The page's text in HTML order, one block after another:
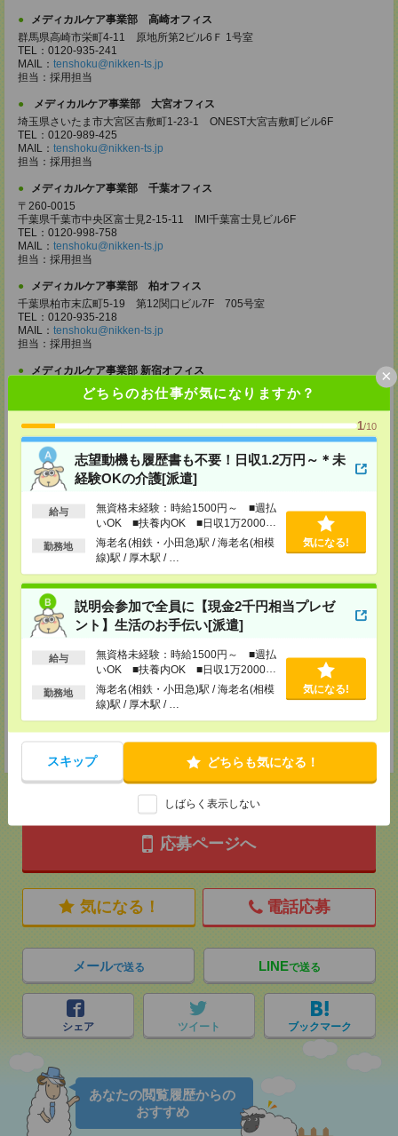
どちらのお仕事が気になりますか？
1/10
志望動機も履歴書も不要！日収1.2万円～＊未
経験OKの介護[派遣]
給与
無資格未経験：時給1500円～ ■週払
いOK ■扶養内OK ■日収1万2000円
以上
勤務地
海老名(相鉄・小田急)駅 / 海老名(相模
線)駅 / 厚木駅 / …
気になる!
説明会参加で全員に【現金2千円相当プレゼ
ント】生活のお手伝い[派遣]
給与
無資格未経験：時給1500円～ ■週払
いOK ■扶養内OK ■日収1万2000円
以上
勤務地
海老名(相鉄・小田急)駅 / 海老名(相模
線)駅 / 厚木駅 / …
気になる!
スキップ どちらも気になる！
しばらく表示しない
×
メディカルケア事業部 高崎オフィス
群馬県高崎市栄町4-11 原地所第2ビル6Ｆ 1号室
TEL：0120-935-241
MAIL： tenshoku@nikken-ts.jp
担当：採用担当
メディカルケア事業部 大宮オフィス
埼玉県さいたま市大宮区吉敷町1-23-1 ONEST大宮吉敷町ビル6F
TEL：0120-989-425
MAIL： tenshoku@nikken-ts.jp
担当：採用担当
メディカルケア事業部 千葉オフィス
〒260-0015
千葉県千葉市中央区富士見2-15-11 IMI千葉富士見ビル6F
TEL：0120-998-758
MAIL： tenshoku@nikken-ts.jp
担当：採用担当
メディカルケア事業部 柏オフィス
千葉県柏市末広町5-19 第12関口ビル7F 705号室
TEL：0120-935-218
MAIL： tenshoku@nikken-ts.jp
担当：採用担当
メディカルケア事業部 新宿オフィス
東京都新宿区新宿2-3-10 新宿御苑ビル6階
TEL：0120-457-235
MAIL：tenshoku@nikken-ts.jp
担当：採用担当
メディカルケア事業部 立川事業所
東京都立川市錦町1-12-14
TEL：0120-934-200
担当：採用担当
メディカルケア事業部 町田オフィス
東京都町田市森野1-7-23 大樹生命町田ビル6F
TEL：0120-453-285
MAIL：tenshoku@nikken-ts.jp
担当：採用担当
メディカルケア事業部 横浜オフィス
神奈川県横浜市保土ケ谷区神戸町134 横浜ビジネスパークサウスタワー
2F B区画
TEL：0120-901-799
tenshoku@nikken-ts.jp
担当：採用担当
登録交通費
★今ならご来社登録でQUOカード2000円分をプレゼント中★
応募ページへ
気になる！ 電話応募
メールで送る LINEで送る
シェア ツイート ブックマーク
あなたの閲覧履歴からの
おすすめ